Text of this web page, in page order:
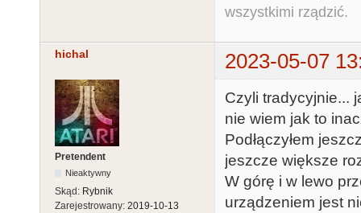
wszystkimi rządzić.
hichal 2023-05-07
Pretendent
Nieaktywny
Skąd: Rybnik
Zarejestrowany: 2019-10-13
Czyli tradycyjnie...
nie wiem jak to
Podłączyłem
jeszcze większe
W górę i w lewo
urządzeniem jest